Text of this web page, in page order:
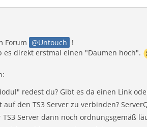
Forum Untouch !
es direkt erstmal einen "Daumen hoch".
redest du? Gibt es da einen Link
den TS3 Server zu verbinden?
Server dann noch ordnungsgemäß